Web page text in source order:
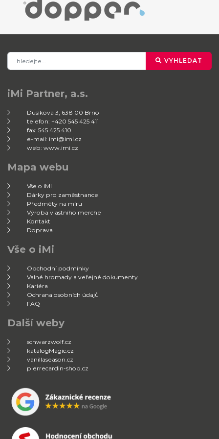
VYHLEDAT
iMi Partner, a.s.
Dusíkova 3, 638 00 Brno
telefon: +420 545 425 411
fax: 545 425 410
e-mail: imi@imi.cz
web: www.imi.cz
Mapa webu
Vše o iMi
Dárky pro zaměstnance
Předměty na míru
Výroba vlastního merche
Kontakt
Doprava
Vše o iMi
Obchodní podmínky
Valné hromady a veřejné dokumenty
Kariéra
Ochrana osobních údajů
FAQ
Další weby
schwarzwolf.cz
katalogMagic.cz
vanillaseason.cz
pierrecardin-shop.cz